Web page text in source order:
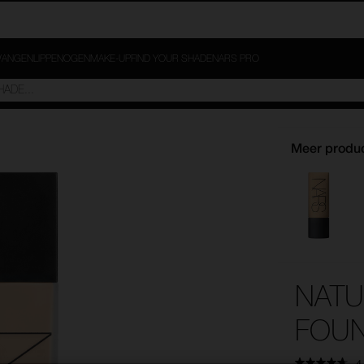
MAKE-UP FIND YOUR SHADE NARS PRO
Meer